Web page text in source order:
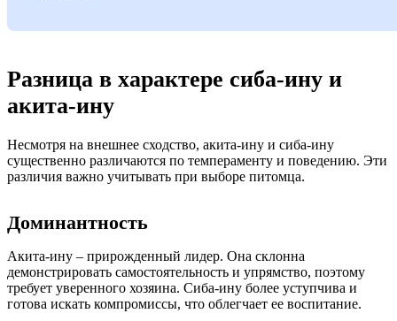
Разница в характере сиба-ину и
акита-ину
Несмотря на внешнее сходство, акита-ину и сиба-ину
существенно различаются по темпераменту и поведению. Эти
различия важно учитывать при выборе питомца.
Доминантность
Акита-ину – прирожденный лидер. Она склонна
демонстрировать самостоятельность и упрямство, поэтому
требует уверенного хозяина. Сиба-ину более уступчива и
готова искать компромиссы, что облегчает ее воспитание.